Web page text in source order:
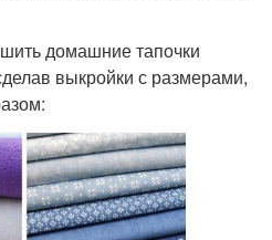
домашние тапочки
выкройки с размерами,